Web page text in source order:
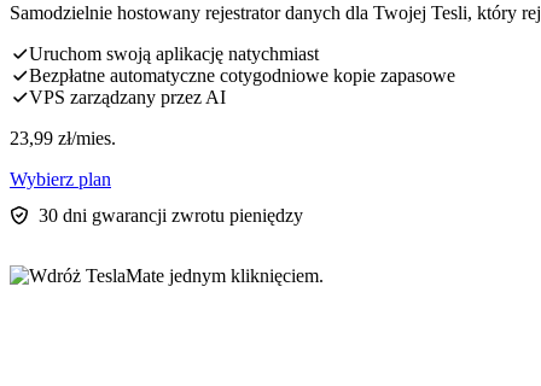
Samodzielnie hostowany rejestrator danych dla Twojej Tesli, który
Uruchom swoją aplikację natychmiast
Bezpłatne automatyczne cotygodniowe kopie zapasowe
VPS zarządzany przez AI
23,99 zł/mies.
Wybierz plan
30 dni gwarancji zwrotu pieniędzy